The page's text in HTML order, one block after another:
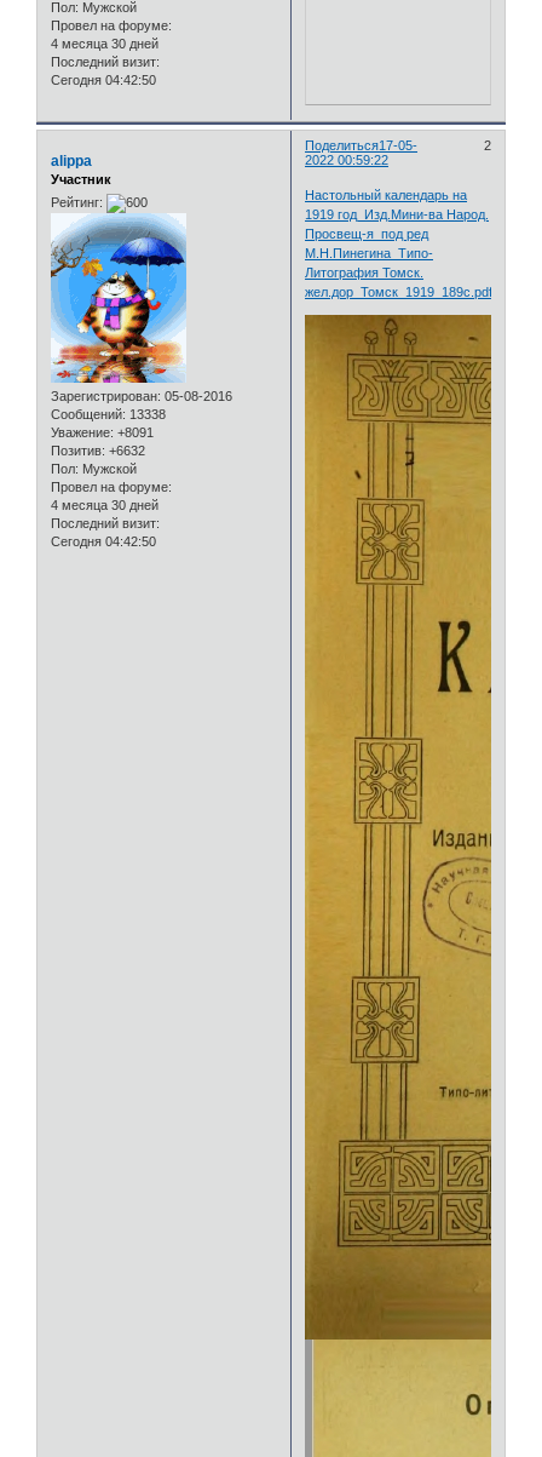
Пол: Мужской
Провел на форуме:
4 месяца 30 дней
Последний визит:
Сегодня 04:42:50
Поделиться 2
17-05-
2022 00:59:22
alippa
Участник
Рейтинг:
Зарегистрирован: 05-08-2016
Сообщений: 13338
Уважение: +8091
Позитив: +6632
Пол: Мужской
Провел на форуме:
4 месяца 30 дней
Последний визит:
Сегодня 04:42:50
Настольный календарь на
1919 год_Изд.Мини-ва Народ.
Просвещ-я_под ред
М.Н.Пинегина_Типо-
Литография Томск.
жел.дор_Томск_1919_189с.pdf